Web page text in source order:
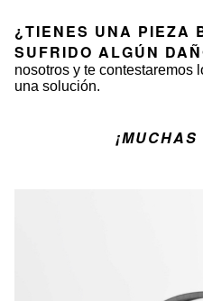
¿TIENES UNA PIEZA
SUFRIDO ALGÚN
nosotros y te contestaremos
una solución.